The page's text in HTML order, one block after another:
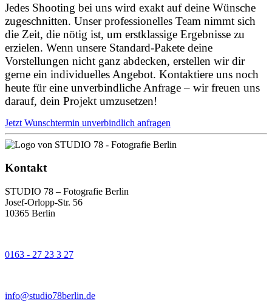
Jedes Shooting bei uns wird exakt auf deine Wünsche
zugeschnitten. Unser professionelles Team nimmt sich
die Zeit, die nötig ist, um erstklassige Ergebnisse zu
erzielen. Wenn unsere Standard-Pakete deine
Vorstellungen nicht ganz abdecken, erstellen wir dir
gerne ein individuelles Angebot. Kontaktiere uns noch
heute für eine unverbindliche Anfrage – wir freuen uns
darauf, dein Projekt umzusetzen!
Jetzt Wunschtermin unverbindlich anfragen
Kontakt
STUDIO 78 – Fotografie Berlin
Josef-Orlopp-Str. 56
10365 Berlin
0163 - 27 23 3 27
info@studio78berlin.de